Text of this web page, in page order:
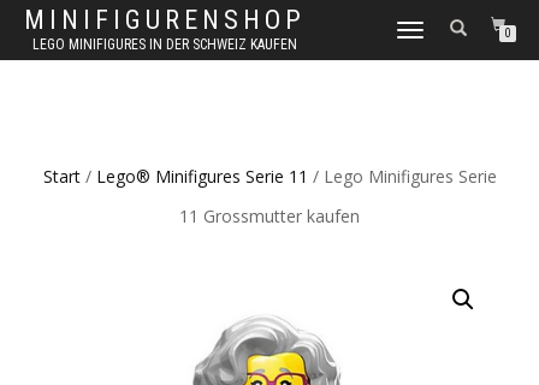
MINIFIGURENSHOP
LEGO MINIFIGURES IN DER SCHWEIZ KAUFEN
NAVIGATION
0
Start/ Lego® Minifigures Serie 11 / Lego Minifigures Serie
11 Grossmutter kaufen